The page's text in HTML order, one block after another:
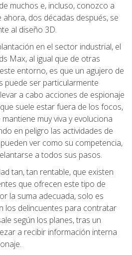
muchos e, incluso, conozco a
dos décadas después, se
al diseño 3D.
en el sector industrial, el
Max, al igual que de otras
entorno, es que un agujero de
puede ser particularmente
a cabo acciones de espionaje
suele estar fuera de los focos,
muy viva y evoluciona
en peligro las actividades de
ver como su competencia,
a todos sus pasos.
tan, tan rentable, que existen
que ofrecen este tipo de
la suma adecuada, solo es
los delincuentes para contratar
según los planes, tras un
a recibir información interna